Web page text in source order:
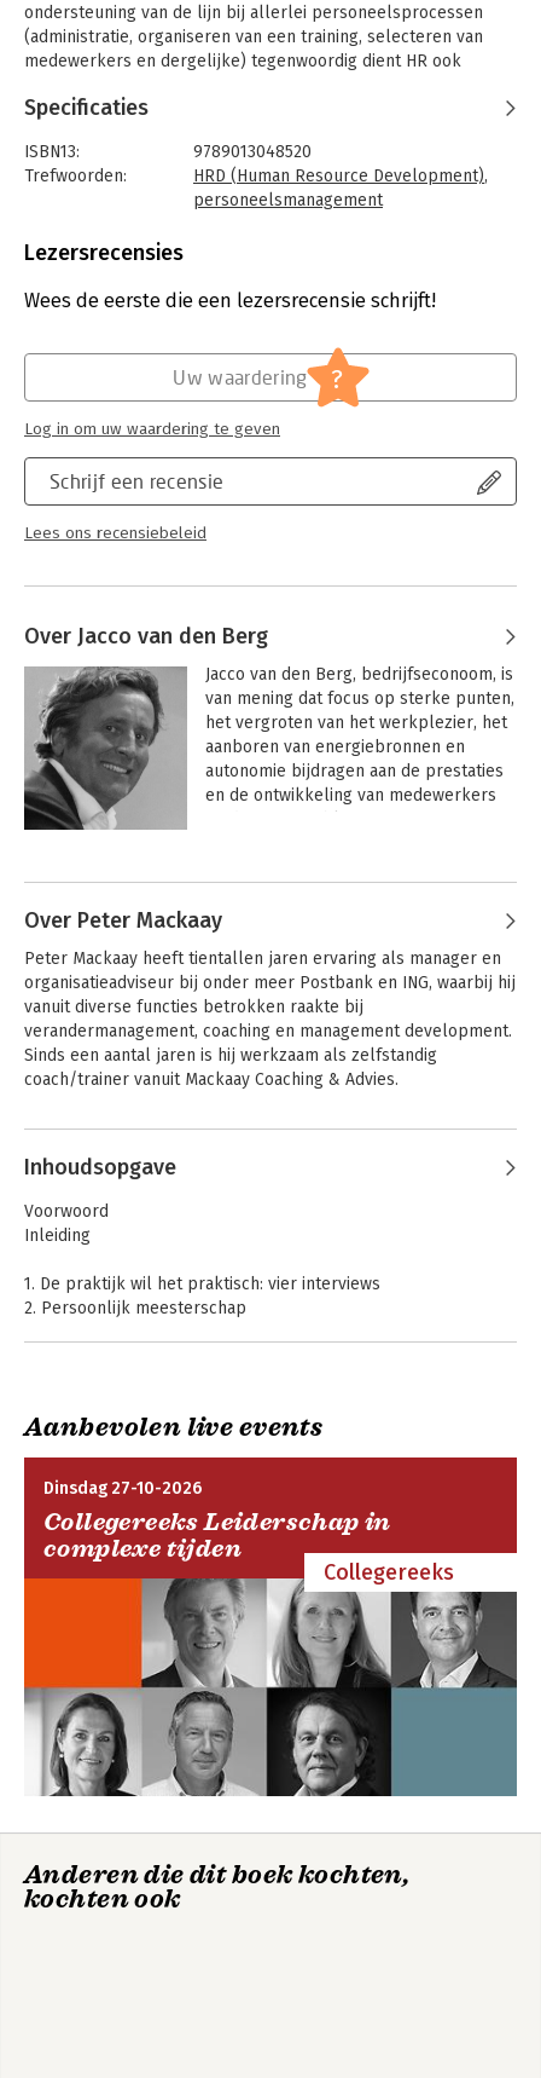
ondersteuning van de lijn bij allerlei personeelsprocessen
(administratie, organiseren van een training, selecteren van
medewerkers en dergelijke) tegenwoordig dient HR ook
In het eerste boek uit deze serie, 'Samen in de modder! De rol
van HR bij veranderingsmanagement' gaan de auteurs dan ook
in op de rol die HR kan hebben bij allerlei
veranderingsprocessen. Omdat het wel zo is dat HR haar
P&O-processen goed geregeld zijn, is het tweede boek uit
personeelsmanagement'.
ontwikkeling van mens en organisatie' gaat in op nog een
aspect waar HR geacht wordt aan bij te dragen: een lerende
organisatie. Een lerende organisatie is continu bereid en in
staat om tot verandering te komen. Dit wordt niet bereikt door
de structuren aan te passen ('harkjesdenken'), maar door het
denken en handelen van mensen te veranderen.
In 'Ontwikkelingswerk!' brengen HR-professionals praktisch
toepasbare ideeën over het voetlicht die een lerende
werken in teams, het creëren van een gezamenlijke visie en
het organiseren van het leren. Onderwerpen als
talentontwikkeling, managementsparring, het gebruik van
tests, meester-gezelrelaties, teamleren, visieontwikkeling en
technologische ondersteuning van het leren passeren de
revue.
Specificaties
ISBN13:
9789013048520
Trefwoorden:
HRD (Human Resource Development),
personeelsmanagement
Bindwijze:
Uitgever:
Wolters Kluwer Nederland B.V.
Personeelsmanagement
Lezersrecensies
Wees de eerste die een lezersrecensie schrijft!
Schrijf een recensie
Lees ons recensiebeleid
Uw waardering ?
Log in om uw waardering te geven
Over Jacco van den Berg
Jacco van den Berg, bedrijfseconoom, is
van mening dat focus op sterke punten,
het vergroten van het werkplezier, het
aanboren van energiebronnen en
autonomie bijdragen aan de prestaties
en de ontwikkeling van medewerkers
het ontwikkelen van hun
gesprekken (selectie-, ziekteverzuim-,
beoordelings-, coachings-,
correctiegesprekken, et cetera)
centraal staat. Over deze onderwerpen
heeft hij e-learningsmodules, webinars
en podcasts ontwikkeld. Hij is specialist
implementatie van meer eigentijdse
waaronder Het Prestatiemenu,
Handboek Werving en Selectie, Het
regelmatig artikelen voor PW. en
Het GROTE
gesprekkenboek
Handboek Werving
Het GROTE
gesprekkenboek
Bekijk alle boeken
Over Peter Mackaay
Peter Mackaay heeft tientallen jaren ervaring als manager en
organisatieadviseur bij onder meer Postbank en ING, waarbij hij
vanuit diverse functies betrokken raakte bij
verandermanagement, coaching en management development.
Sinds een aantal jaren is hij werkzaam als zelfstandig
coach/trainer vanuit Mackaay Coaching & Advies.
Inhoudsopgave
Voorwoord
Inleiding
1. De praktijk wil het praktisch: vier interviews
2. Persoonlijk meesterschap
Aanbevolen live events
Dinsdag 27-10-2026
Collegereeks Leiderschap in
complexe tijden
Collegereeks
Anderen die dit boek kochten,
kochten ook